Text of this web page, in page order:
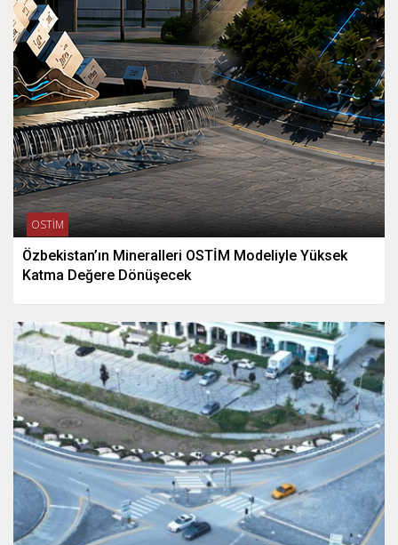
OSTİM
Özbekistan’ın Mineralleri OSTİM Modeliyle Yüksek
Katma Değere Dönüşecek